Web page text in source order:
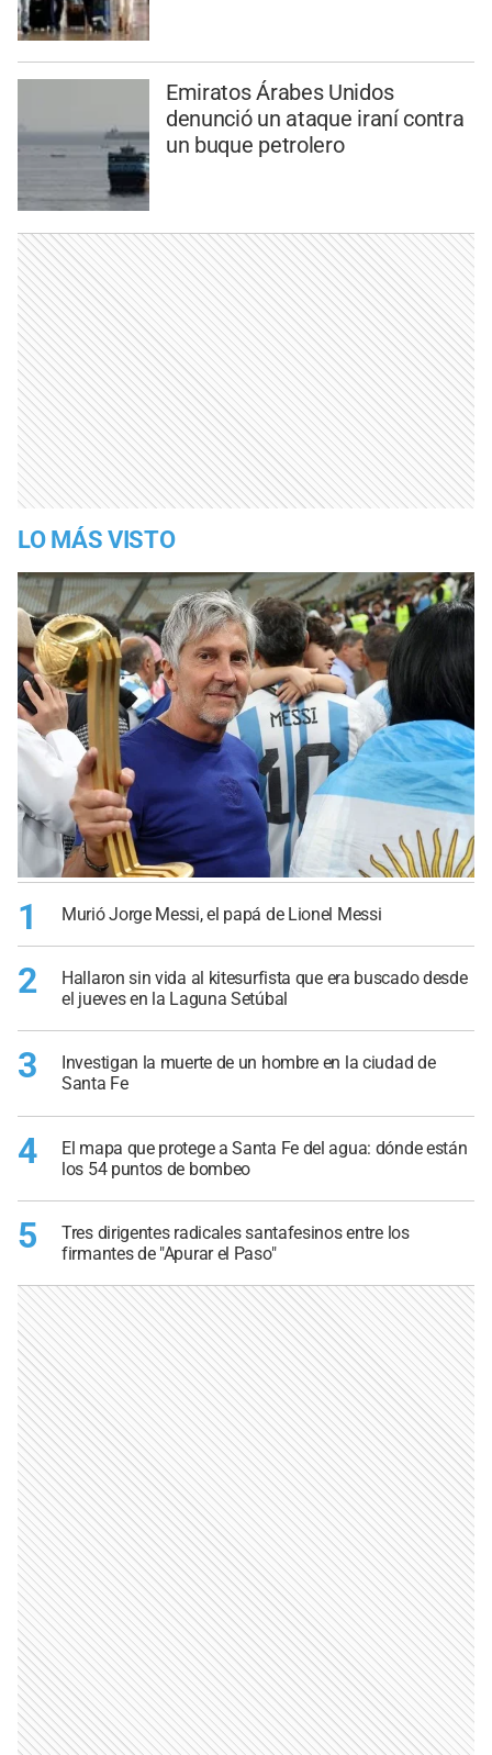
Emiratos Árabes Unidos
denunció un ataque iraní contra
un buque petrolero
LO MÁS VISTO
1 Murió Jorge Messi, el papá de Lionel Messi
2
Hallaron sin vida al kitesurfista que era buscado desde
el jueves en la Laguna Setúbal
3
Investigan la muerte de un hombre en la ciudad de
Santa Fe
4
El mapa que protege a Santa Fe del agua: dónde están
los 54 puntos de bombeo
5
Tres dirigentes radicales santafesinos entre los
firmantes de "Apurar el Paso"